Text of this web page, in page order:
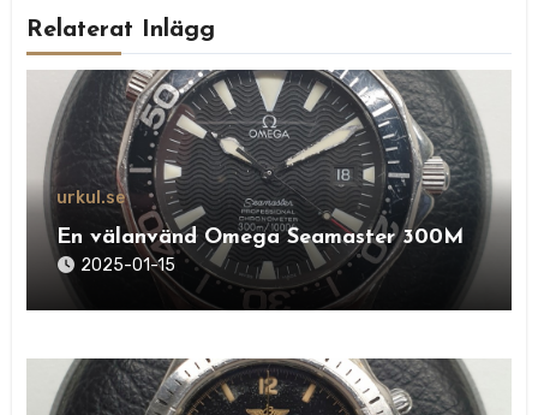
Relaterat Inlägg
urkul.se
En välanvänd Omega Seamaster 300M
2025-01-15